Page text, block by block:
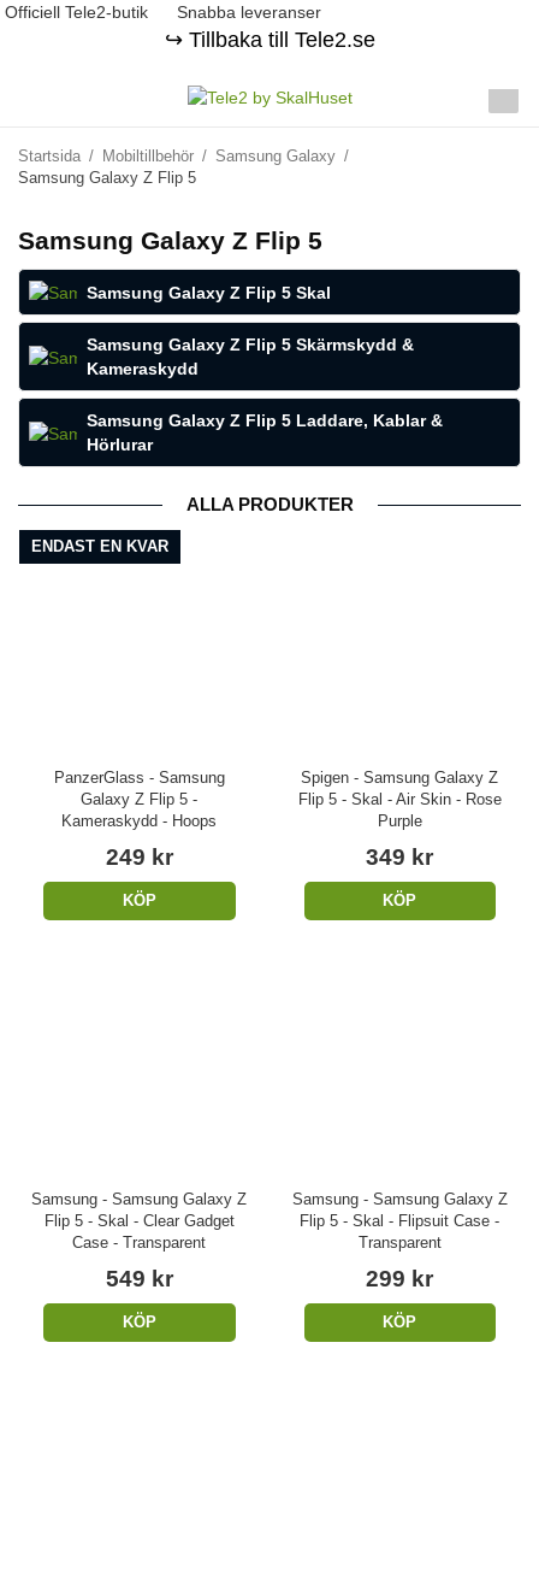
Officiell Tele2-butik Snabba leveranser
↪️ Tillbaka till Tele2.se
Startsida / Mobiltillbehör / Samsung Galaxy /
Samsung Galaxy Z Flip 5
Samsung Galaxy Z Flip 5
Samsung Galaxy Z Flip 5 Skal
Samsung Galaxy Z Flip 5 Skärmskydd &
Kameraskydd
Samsung Galaxy Z Flip 5 Laddare, Kablar &
Hörlurar
ALLA PRODUKTER
ENDAST EN KVAR
PanzerGlass - Samsung
Galaxy Z Flip 5 -
Kameraskydd - Hoops
249 kr
KÖP
Spigen - Samsung Galaxy Z
Flip 5 - Skal - Air Skin - Rose
Purple
349 kr
KÖP
Samsung - Samsung Galaxy Z
Flip 5 - Skal - Clear Gadget
Case - Transparent
549 kr
KÖP
Samsung - Samsung Galaxy Z
Flip 5 - Skal - Flipsuit Case -
Transparent
299 kr
KÖP